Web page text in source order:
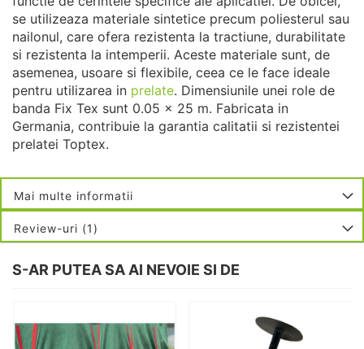
se utilizeaza materiale sintetice precum poliesterul sau
nailonul, care ofera rezistenta la tractiune, durabilitate
si rezistenta la intemperii. Aceste materiale sunt, de
asemenea, usoare si flexibile, ceea ce le face ideale
pentru utilizarea in prelate. Dimensiunile unei role de
banda Fix Tex sunt 0.05 x 25 m. Fabricata in
Germania, contribuie la garantia calitatii si rezistentei
prelatei Toptex.
Mai multe informatii
Review-uri 1
S-AR PUTEA SA AI NEVOIE SI DE